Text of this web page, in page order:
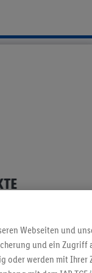
Webseiten und
und ein Zugriff
oder werden mit Ihrer